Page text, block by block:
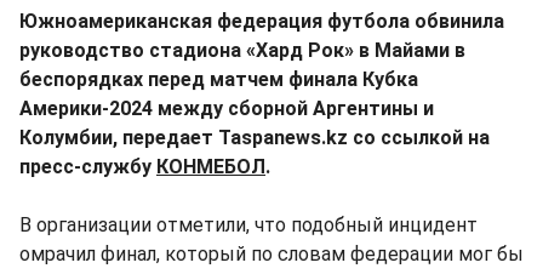
Южноамериканская федерация футбола обвинила
руководство стадиона «Хард Рок» в Майами в
беспорядках перед матчем финала Кубка
Америки-2024 между сборной Аргентины и
Колумбии, передает Taspanews.kz со ссылкой на
пресс-службу КОНМЕБОЛ.
В организации отметили, что подобный инцидент
омрачил финал, который по словам федерации мог бы